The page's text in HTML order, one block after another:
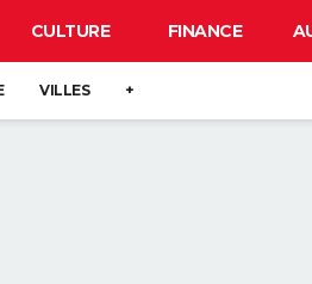
CULTURE FINANCE
VILLES +